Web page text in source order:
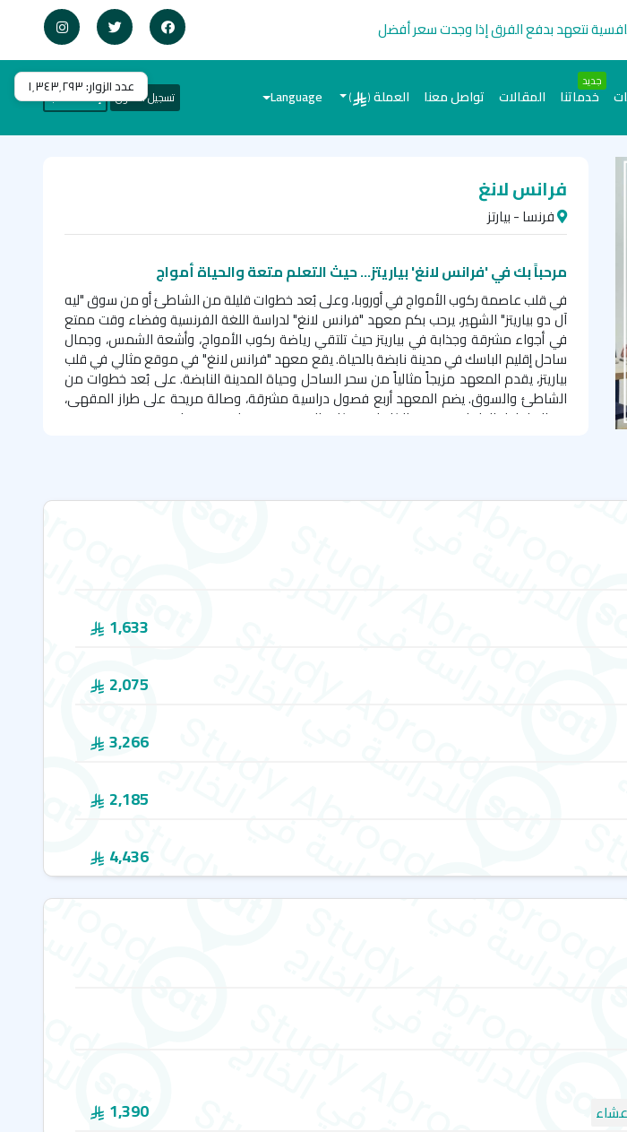
نتعهد بدفع الفرق إذا وجدت سعر أفضل
جديد
خدماتنا المقالات تواصل معنا العملة(
)
Language تسجيل الدخول إنشاء حساب
عدد الزوار:١٬٣٤٣٬٢٩٣
فرانس لانغ
فرنسا - بيارتز
مرحباً بك في 'فرانس لانغ' بياريتز... حيث التعلم متعة والحياة أمواج
في قلب عاصمة ركوب الأمواج في أوروبا، وعلى بُعد خطوات قليلة من الشاطئ أو من سوق "ليه
آل دو بياريتز" الشهير، يرحب بكم معهد "فرانس لانغ" لدراسة اللغة الفرنسية وفضاء وقت ممتع
في أجواء مشرقة وجذابة في بياريتز حيث تلتقي رياضة ركوب الأمواج، وأشعة الشمس، وجمال
ساحل إقليم الباسك في مدينة نابضة بالحياة. يقع معهد "فرانس لانغ" في موقع مثالي في قلب
بياريتز، يقدم المعهد مزيجاً مثالياً من سحر الساحل وحياة المدينة النابضة. على بُعد خطوات من
الشاطئ والسوق. يضم المعهد أربع فصول دراسية مشرقة، وصالة مريحة على طراز المقهى،
وصالة لتناول الطعام مجهزة بالكامل – وكل ذلك في مبنى تقليدي وجميل.
يحتل مبنى المعهد موقعاً مثالياً في حي "جولري"، وهو إحدى المناطق الحيوية والأنيقة التي
فقط على تعليم القواعد والمفردات، بل تعزز بشكل كبير فرصك في الحصول على مقعد للدراسة
يصبح سهلاً وممتعاً بفضل التزام المعهد بمنهجية حديثة قائمة على التواصل. إضافة إلى ذلك،
لضمان فعالية التعلم وتحقيق تقدم ملموس يتناسب مع أهدافه واحتياجاته الخاصة.
كانت المدينة في السابق ميناءً متواضعاً لصيد الحيتان، لكنها تحولت في القرن التاسع عشر إلى
منتجع ساحلي. سرعان ما تحولت مدينة بياريتز إلى وجهة عصرية جذبت إليها النخبة الأوروبية. من
1,633
2,075
3,266
2,185
4,436
1,390